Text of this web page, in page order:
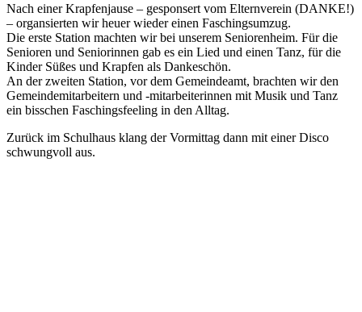
Nach einer Krapfenjause – gesponsert vom Elternverein (DANKE!)
– organsierten wir heuer wieder einen Faschingsumzug.
Die erste Station machten wir bei unserem Seniorenheim. Für die
Senioren und Seniorinnen gab es ein Lied und einen Tanz, für die
Kinder Süßes und Krapfen als Dankeschön.
An der zweiten Station, vor dem Gemeindeamt, brachten wir den
Gemeindemitarbeitern und -mitarbeiterinnen mit Musik und Tanz
ein bisschen Faschingsfeeling in den Alltag.
Zurück im Schulhaus klang der Vormittag dann mit einer Disco
schwungvoll aus.